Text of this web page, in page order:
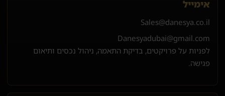
אימייל
Sales@danesya.co.il
Danesyadubai@gmail.com
לפניות על פרויקטים, בדיקת התאמה, ניהול נכסים ותיאום
פגישה.